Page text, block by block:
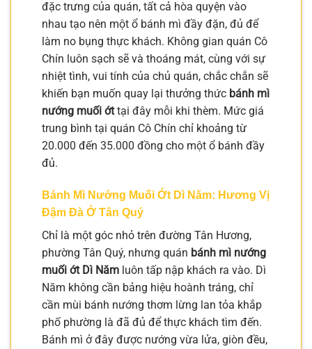
đặc trưng của quán, tất cả hòa quyện vào
nhau tạo nên một ổ bánh mì đầy đặn, đủ để
làm no bụng thực khách. Không gian quán Cô
Chín luôn sạch sẽ và thoáng mát, cùng với sự
nhiệt tình, vui tính của chủ quán, chắc chắn sẽ
khiến bạn muốn quay lại thưởng thức bánh mì
nướng muối ớttại đây mỗi khi thèm. Mức giá
trung bình tại quán Cô Chín chỉ khoảng từ
20.000 đến 35.000 đồng cho một ổ bánh đầy
đủ.
Bánh Mì Nướng Muối Ớt Dì Năm: Hương Vị
Đậm Đà Ở Tân Quý
Chỉ là một góc nhỏ trên đường Tân Hương,
phường Tân Quý, nhưng quán bánh mì nướng
muối ớt Dì Năm luôn tấp nập khách ra vào. Dì
Năm không cần bảng hiệu hoành tráng, chỉ
cần mùi bánh nướng thơm lừng lan tỏa khắp
phố phường là đã đủ để thực khách tìm đến.
Bánh mì ở đây được nướng vừa lửa, giòn đều,